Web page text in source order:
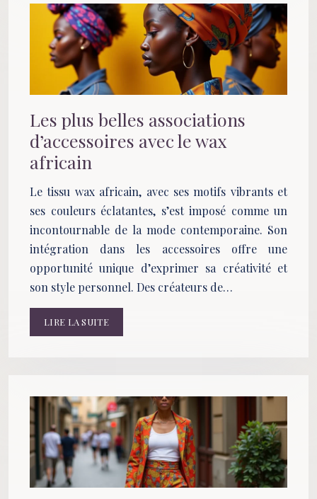
Les plus belles associations
d’accessoires avec le wax
africain
Le tissu wax africain, avec ses motifs vibrants et
ses couleurs éclatantes, s’est imposé comme un
incontournable de la mode contemporaine. Son
intégration dans les accessoires offre une
opportunité unique d’exprimer sa créativité et
son style personnel. Des créateurs de…
LIRE LA SUITE